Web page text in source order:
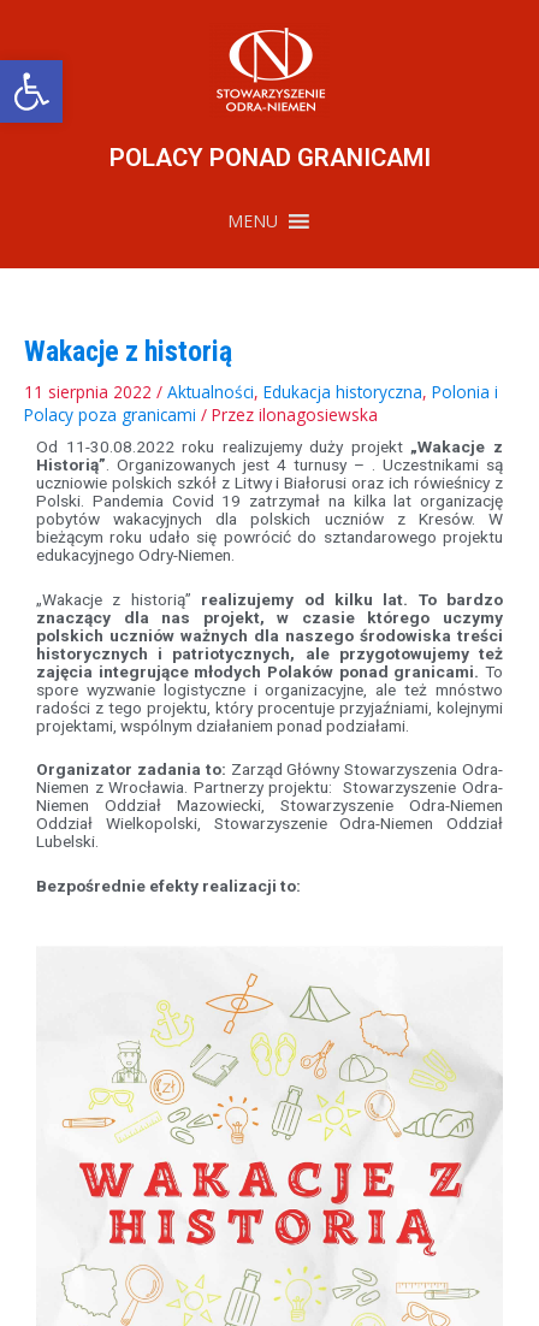
Otwórz pasek narzędzi
POLACY PONAD GRANICAMI
MENU
Wakacje z historią
11 sierpnia 2022 / Aktualności, Edukacja historyczna, Polonia i
Polacy poza granicami / Przez ilonagosiewska
Od 11-30.08.2022 roku realizujemy duży projekt „Wakacje z
Historią” . Organizowanych jest 4 turnusy – . Uczestnikami są
uczniowie polskich szkół z Litwy i Białorusi oraz ich rówieśnicy z
Polski. Pandemia Covid 19 zatrzymał na kilka lat organizację
pobytów wakacyjnych dla polskich uczniów z Kresów. W
bieżącym roku udało się powrócić do sztandarowego projektu
edukacyjnego Odry-Niemen.
„Wakacje z historią” realizujemy od kilku lat. To bardzo
znaczący dla nas projekt, w czasie którego uczymy
polskich uczniów ważnych dla naszego środowiska treści
historycznych i patriotycznych, ale przygotowujemy też
zajęcia integrujące młodych Polaków ponad granicami. To
spore wyzwanie logistyczne i organizacyjne, ale też mnóstwo
radości z tego projektu, który procentuje przyjaźniami, kolejnymi
projektami, wspólnym działaniem ponad podziałami.
Organizator zadania to: Zarząd Główny Stowarzyszenia Odra-
Niemen z Wrocławia. Partnerzy projektu: Stowarzyszenie Odra-
Niemen Oddział Mazowiecki, Stowarzyszenie Odra-Niemen
Oddział Wielkopolski, Stowarzyszenie Odra-Niemen Oddział
Lubelski.
Bezpośrednie efekty realizacji to: